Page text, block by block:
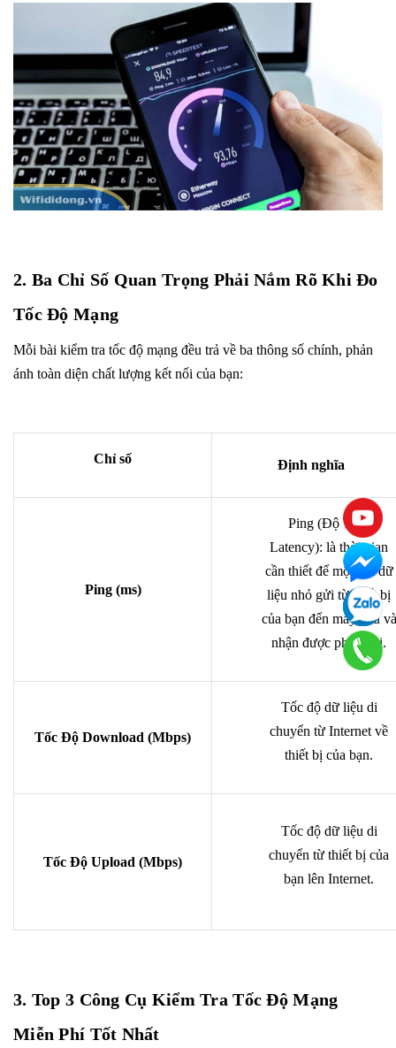
2. Ba Chỉ Số Quan Trọng Phải Nắm Rõ Khi Đo
Tốc Độ Mạng
Mỗi bài kiểm tra tốc độ mạng đều trả về ba thông số chính, phản
ánh toàn diện chất lượng kết nối của bạn:
Chỉ số Định nghĩa
Ping (ms)
Ping (Độ Trễ -
Latency): là thời gian
cần thiết để một gói dữ
liệu nhỏ gửi từ thiết bị
của bạn đến máy chủ và
nhận được phản hồi.
Tốc Độ Download (Mbps)
Tốc độ dữ liệu di
chuyển từ Internet về
thiết bị của bạn.
Tốc Độ Upload (Mbps)
Tốc độ dữ liệu di
chuyển từ thiết bị của
bạn lên Internet.
3. Top 3 Công Cụ Kiểm Tra Tốc Độ Mạng
Miễn Phí Tốt Nhất